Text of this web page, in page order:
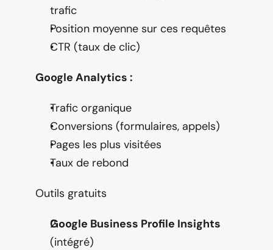
trafic
Position moyenne sur ces requêtes
CTR (taux de clic)
Google Analytics :
Trafic organique
Conversions (formulaires, appels)
Pages les plus visitées
Taux de rebond
Outils gratuits
Google Business Profile Insights
(intégré)